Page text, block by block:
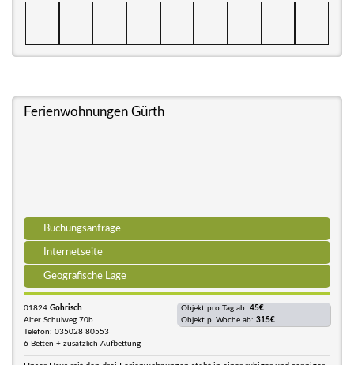
Ferienwohnungen Gürth
Buchungsanfrage
Internetseite
Geografische Lage
01824 Gohrisch
Alter Schulweg 70b
Telefon: 035028 80553
6 Betten + zusätzlich Aufbettung
Objekt pro Tag ab: 45€
Objekt p. Woche ab: 315€